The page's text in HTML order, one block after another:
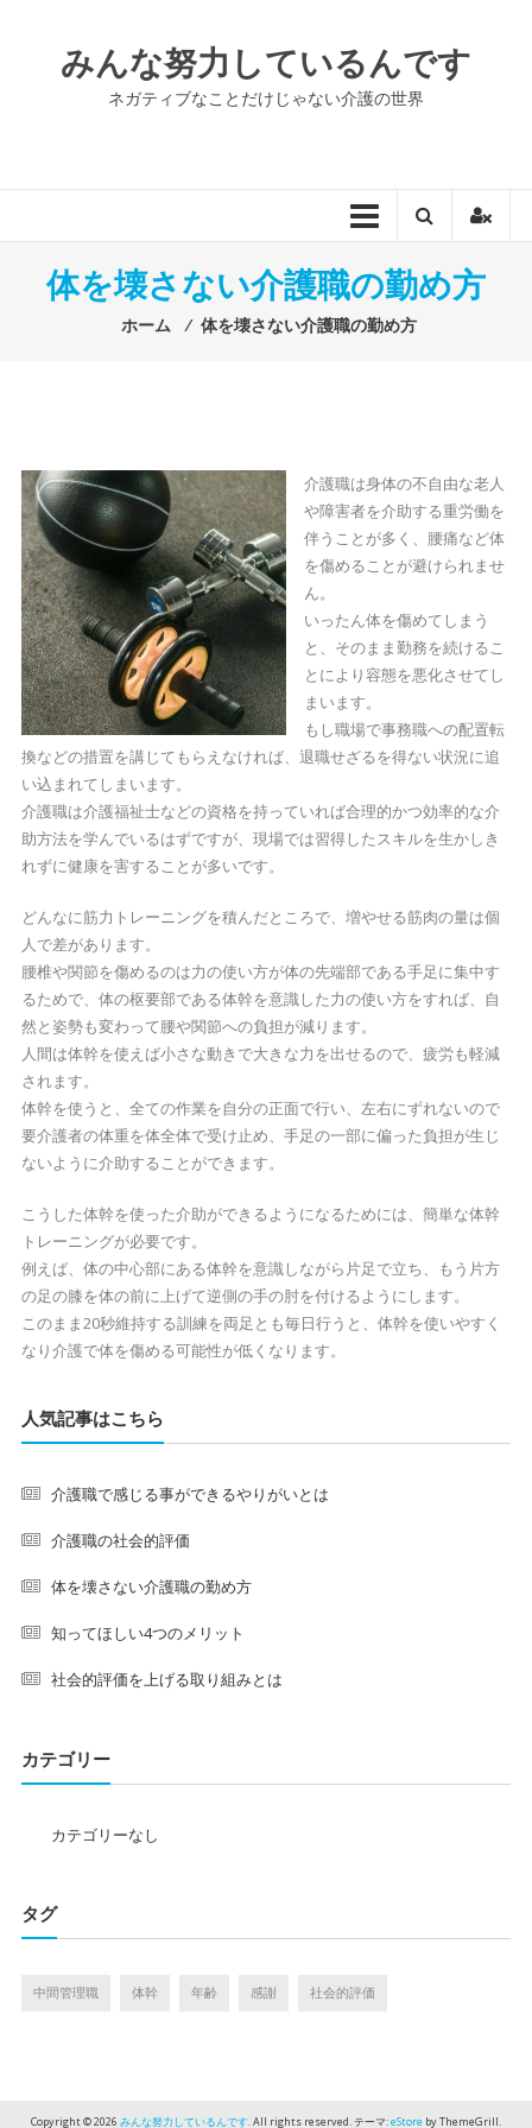
みんな努力しているんです
ネガティブなことだけじゃない介護の世界
体を壊さない介護職の勤め方
ホーム ⁄ 体を壊さない介護職の勤め方
介護職は身体の不自由な老人
や障害者を介助する重労働を
伴うことが多く、腰痛など体
を傷めることが避けられませ
ん。
いったん体を傷めてしまう
と、そのまま勤務を続けるこ
とにより容態を悪化させてし
まいます。
もし職場で事務職への配置転
換などの措置を講じてもらえなければ、退職せざるを得ない状況に追
い込まれてしまいます。
介護職は介護福祉士などの資格を持っていれば合理的かつ効率的な介
助方法を学んでいるはずですが、現場では習得したスキルを生かしき
れずに健康を害することが多いです。
どんなに筋力トレーニングを積んだところで、増やせる筋肉の量は個
人で差があります。
腰椎や関節を傷めるのは力の使い方が体の先端部である手足に集中す
るためで、体の枢要部である体幹を意識した力の使い方をすれば、自
然と姿勢も変わって腰や関節への負担が減ります。
人間は体幹を使えば小さな動きで大きな力を出せるので、疲労も軽減
されます。
体幹を使うと、全ての作業を自分の正面で行い、左右にずれないので
要介護者の体重を体全体で受け止め、手足の一部に偏った負担が生じ
ないように介助することができます。
こうした体幹を使った介助ができるようになるためには、簡単な体幹
トレーニングが必要です。
例えば、体の中心部にある体幹を意識しながら片足で立ち、もう片方
の足の膝を体の前に上げて逆側の手の肘を付けるようにします。
このまま20秒維持する訓練を両足とも毎日行うと、体幹を使いやすく
なり介護で体を傷める可能性が低くなります。
人気記事はこちら
介護職で感じる事ができるやりがいとは
介護職の社会的評価
体を壊さない介護職の勤め方
知ってほしい4つのメリット
社会的評価を上げる取り組みとは
カテゴリー
カテゴリーなし
タグ
中間管理職 体幹 年齢 感謝 社会的評価
Copyright © 2026 みんな努力しているんです. All rights reserved. テーマ:eStore by ThemeGrill.